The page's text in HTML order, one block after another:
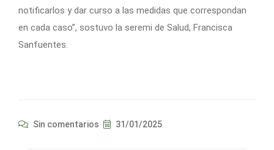
notificarlos y dar curso a las medidas que correspondan
en cada caso”, sostuvo la seremi de Salud, Francisca
Sanfuentes.
Sin comentarios 31/01/2025